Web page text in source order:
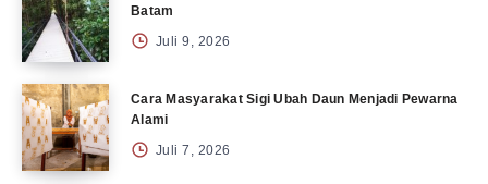
Batam
Juli 9, 2026
Cara Masyarakat Sigi Ubah Daun Menjadi Pewarna
Alami
Juli 7, 2026